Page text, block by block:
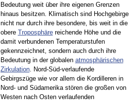
Bedeutung weit über ihre eigenen Grenzen
hinaus besitzen. Klimatisch sind Hochgebirge
nicht nur durch ihre besondere, bis weit in die
obere Troposphärereichende Höhe und die
damit verbundenen Temperaturstufen
gekennzeichnet, sondern auch durch ihre
Bedeutung in der globalen atmosphärischen
Zirkulation. Nord-Süd-verlaufende
Gebirgszüge wie vor allem die Kordilleren in
Nord- und Südamerika stören die großen von
Westen nach Osten verlaufenden